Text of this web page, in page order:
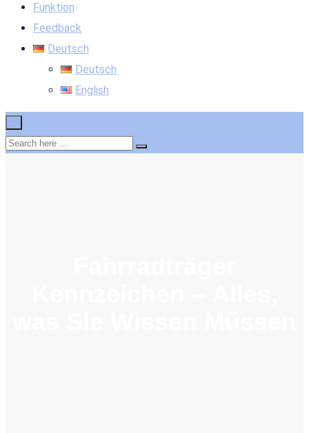
Funktion
Feedback
Deutsch
Deutsch
English